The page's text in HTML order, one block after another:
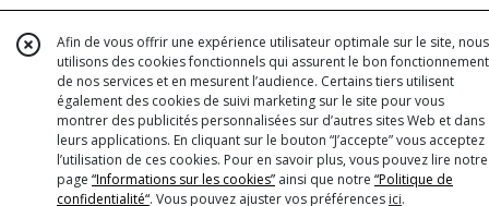
Afin de vous offrir une expérience utilisateur optimale sur le site, nous
utilisons des cookies fonctionnels qui assurent le bon fonctionnement
de nos services et en mesurent l’audience. Certains tiers utilisent
également des cookies de suivi marketing sur le site pour vous
montrer des publicités personnalisées sur d’autres sites Web et dans
leurs applications. En cliquant sur le bouton “J’accepte” vous acceptez
l’utilisation de ces cookies. Pour en savoir plus, vous pouvez lire notre
page “Informations sur les cookies” ainsi que notre “Politique de
confidentialité“. Vous pouvez ajuster vos préférences ici.